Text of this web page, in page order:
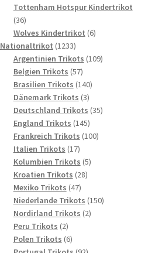
Produkte
Tottenham Hotspur Kindertrikot
3636
Produkte
Wolves Kindertrikot 66
Nationaltrikot 12331233
Produkte
Argentinien Trikots 109109
Belgien Trikots 5757
Produkte
Brasilien Trikots 140140
Dänemark Trikots 33
Produkte
Deutschland Trikots 3535
England Trikots 145145
Produkte
Frankreich Trikots 100100
Italien Trikots 1717
Produkte
Kolumbien Trikots 55
Kroatien Trikots 2828
Mexiko Trikots 4747
Produkte
Niederlande Trikots 150150
Nordirland Trikots 22
Peru Trikots 22
Produkte
Polen Trikots 66